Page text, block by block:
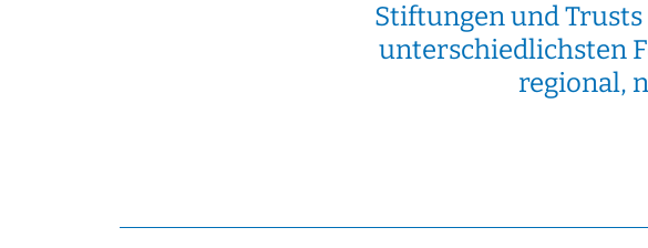
Stiftungen und
unterschiedlichsten
regional,